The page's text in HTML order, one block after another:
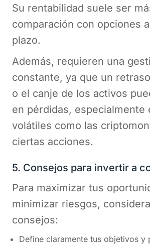
Su rentabilidad suele ser
comparación con opciones
plazo.
Además, requieren una
constante, ya que un
o el canje de los activos
en pérdidas, especialmente
volátiles como las
ciertas acciones.
5. Consejos para invertir a
Para maximizar tus
minimizar riesgos,
consejos:
Define claramente tus objetivos y